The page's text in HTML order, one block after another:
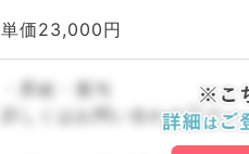
単価23,000円
・昇給・賞与
詳しくはお問い合わせ下さ